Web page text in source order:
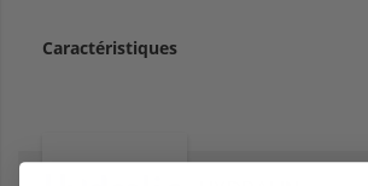
Caractéristiques